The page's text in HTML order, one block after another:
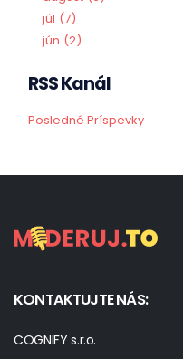
júl 7
jún 2
RSS Kanál
Posledné Príspevky
KONTAKTUJTE NÁS:
COGNIFY s.r.o.